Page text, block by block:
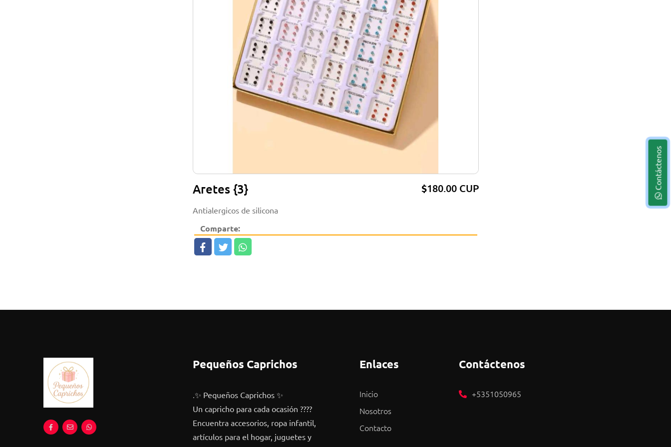
Aretes {3} $180.00 CUP
Antialergicos de silicona
Comparte:
Contáctenos
Pequeños Caprichos
.✨ Pequeños Caprichos ✨
Un capricho para cada ocasión ????
Encuentra accesorios, ropa infantil,
artículos para el hogar, juguetes y
Enlaces
Inicio
Nosotros
Contacto
Contáctenos
+5351050965